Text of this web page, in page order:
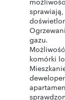
gazu.
komórki